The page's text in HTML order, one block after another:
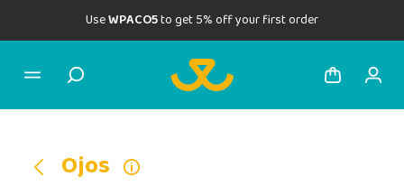
UseWPACO5to get 5% off your first order
Ojos